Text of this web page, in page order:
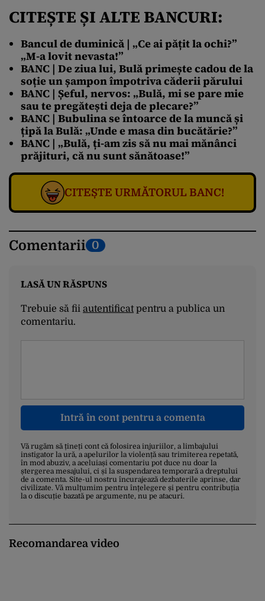
CITEȘTE ȘI ALTE BANCURI:
Bancul de duminică | „Ce ai pățit la ochi?”
„M-a lovit nevasta!”
BANC | De ziua lui, Bulă primește cadou de la
soție un șampon împotriva căderii părului
BANC | Șeful, nervos: „Bulă, mi se pare mie
sau te pregătești deja de plecare?”
BANC | Bubulina se întoarce de la muncă și
țipă la Bulă: „Unde e masa din bucătărie?”
BANC | „Bulă, ți-am zis să nu mai mănânci
prăjituri, că nu sunt sănătoase!”
CITEȘTE URMĂTORUL BANC!
Comentarii 0
LASĂ UN RĂSPUNS
Trebuie să fii autentificatpentru a publica un
comentariu.
Intră în cont pentru a comenta
Vă rugăm să țineți cont că folosirea injuriilor, a limbajului
instigator la ură, a apelurilor la violență sau trimiterea repetată,
în mod abuziv, a aceluiași comentariu pot duce nu doar la
ștergerea mesajului, ci și la suspendarea temporară a dreptului
de a comenta. Site-ul nostru încurajează dezbaterile aprinse, dar
civilizate. Vă mulțumim pentru înțelegere și pentru contribuția
la o discuție bazată pe argumente, nu pe atacuri.
Recomandarea video